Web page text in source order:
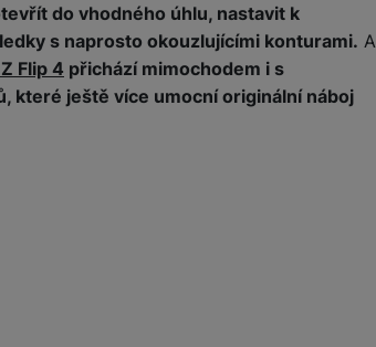
do vhodného úhlu, nastavit k
s naprosto okouzlujícími konturami. A
Flip 4 přichází mimochodem i s
které ještě více umocní originální náboj